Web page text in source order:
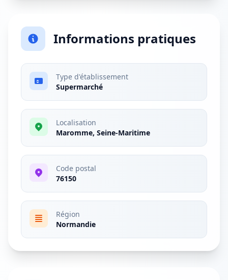
Informations pratiques
Type d'établissement
Supermarché
Localisation
Maromme, Seine-Maritime
Code postal
76150
Région
Normandie